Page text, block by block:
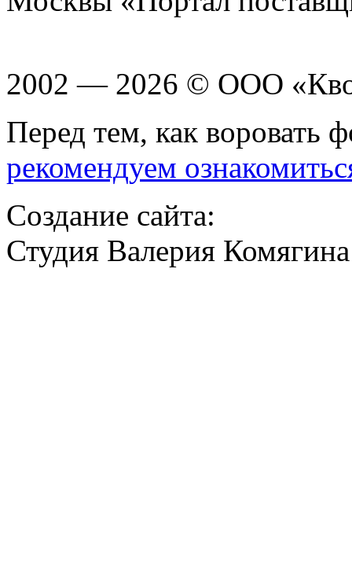
2002 — 2026 © ООО
Перед тем, как воровать
рекомендуем
Создание сайта:
Студия Валерия Комягина